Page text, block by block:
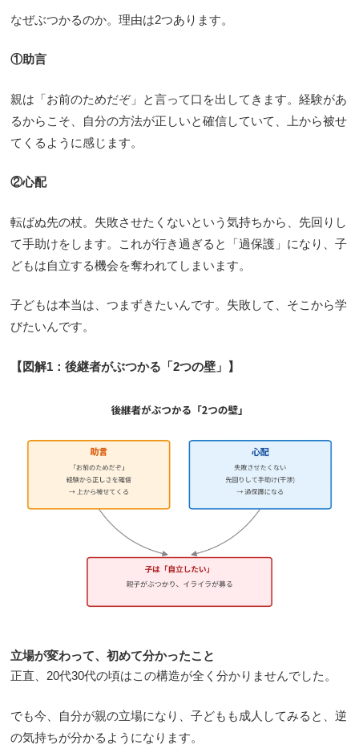
なぜぶつかるのか。理由は2つあります。
①助言
親は「お前のためだぞ」と言って口を出してきます。経験があ
るからこそ、自分の方法が正しいと確信していて、上から被せ
てくるように感じます。
②心配
転ばぬ先の杖。失敗させたくないという気持ちから、先回りし
て手助けをします。これが行き過ぎると「過保護」になり、子
どもは自立する機会を奪われてしまいます。
子どもは本当は、つまずきたいんです。失敗して、そこから学
びたいんです。
【図解1：後継者がぶつかる「2つの壁」】
立場が変わって、初めて分かったこと
正直、20代30代の頃はこの構造が全く分かりませんでした。
でも今、自分が親の立場になり、子どもも成人してみると、逆
の気持ちが分かるようになります。